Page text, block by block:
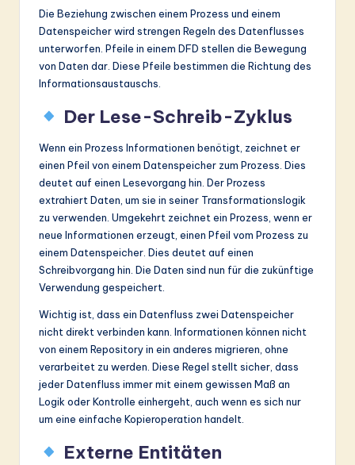
Die Beziehung zwischen einem Prozess und einem
Datenspeicher wird strengen Regeln des Datenflusses
unterworfen. Pfeile in einem DFD stellen die Bewegung
von Daten dar. Diese Pfeile bestimmen die Richtung des
Informationsaustauschs.
Der Lese-Schreib-Zyklus
Wenn ein Prozess Informationen benötigt, zeichnet er
einen Pfeil von einem Datenspeicher zum Prozess. Dies
deutet auf einen Lesevorgang hin. Der Prozess
extrahiert Daten, um sie in seiner Transformationslogik
zu verwenden. Umgekehrt zeichnet ein Prozess, wenn er
neue Informationen erzeugt, einen Pfeil vom Prozess zu
einem Datenspeicher. Dies deutet auf einen
Schreibvorgang hin. Die Daten sind nun für die zukünftige
Verwendung gespeichert.
Wichtig ist, dass ein Datenfluss zwei Datenspeicher
nicht direkt verbinden kann. Informationen können nicht
von einem Repository in ein anderes migrieren, ohne
verarbeitet zu werden. Diese Regel stellt sicher, dass
jeder Datenfluss immer mit einem gewissen Maß an
Logik oder Kontrolle einhergeht, auch wenn es sich nur
um eine einfache Kopieroperation handelt.
Externe Entitäten